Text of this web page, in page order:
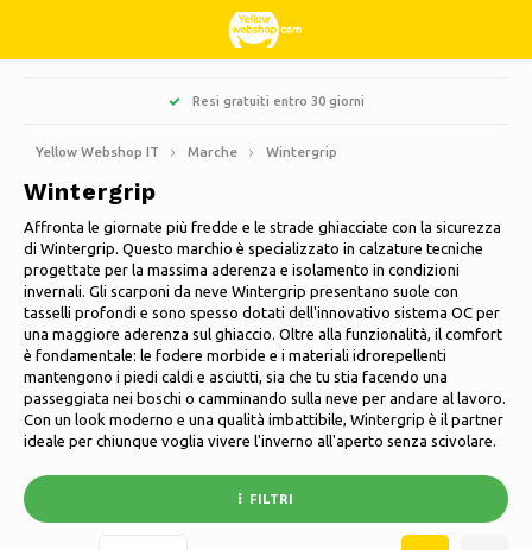
Hoofdmenu / pulizia
Cucina & Cucinare
Pulizia
Conservazione
Hoofdmenu / hobby e tempo libero
Libri
Creativo
Animali
Biciclette
Campeggio
Viaggiare
Hoofdmenu / natale
Alberi di Natale artificiali
Ghirlande natalizie e festoni
Luci di Natale
Decorazioni natalizie
Hoofdmenu / abbigliamento
Giacche Nordberg Outdoor
Sport invernali Nordberg Outdoor
Biancheria intima
Calzini
Termico
Hoofdmenu / dolci e leccornie
Dolce, acido e liquirizia
Hoofdmenu / giardino
Barbecue
Fioriere e vasi da fiori
Ombrelloni
Decorazioni da giardino
Attrezzi da giardino
Mobili da giardino
Hoofdmenu / casa
Zerbini
Decorazione e accessori per la casa
Candele profumate
Quadri in vetro
Candele
Orologi
Hoofdmenu
Nederlands
Deutsch
English
Français
Español
Italiano
Resi gratuiti entro 30 giorni
Yellow Webshop IT Marche Wintergrip
Wintergrip
Affronta le giornate più fredde e le strade ghiacciate con la sicurezza
di Wintergrip. Questo marchio è specializzato in calzature tecniche
progettate per la massima aderenza e isolamento in condizioni
invernali. Gli scarponi da neve Wintergrip presentano suole con
tasselli profondi e sono spesso dotati dell'innovativo sistema OC per
una maggiore aderenza sul ghiaccio. Oltre alla funzionalità, il comfort
è fondamentale: le fodere morbide e i materiali idrorepellenti
mantengono i piedi caldi e asciutti, sia che tu stia facendo una
passeggiata nei boschi o camminando sulla neve per andare al lavoro.
Con un look moderno e una qualità imbattibile, Wintergrip è il partner
ideale per chiunque voglia vivere l'inverno all'aperto senza scivolare.
FILTRI